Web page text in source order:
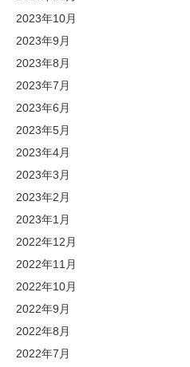
2023年10月
2023年9月
2023年8月
2023年7月
2023年6月
2023年5月
2023年4月
2023年3月
2023年2月
2023年1月
2022年12月
2022年11月
2022年10月
2022年9月
2022年8月
2022年7月